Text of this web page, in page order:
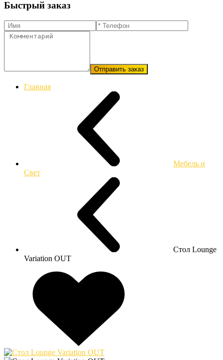
Быстрый заказ
Отправить заказ
Главная
Мебель и
Свет
Стол Lounge
Variation OUT